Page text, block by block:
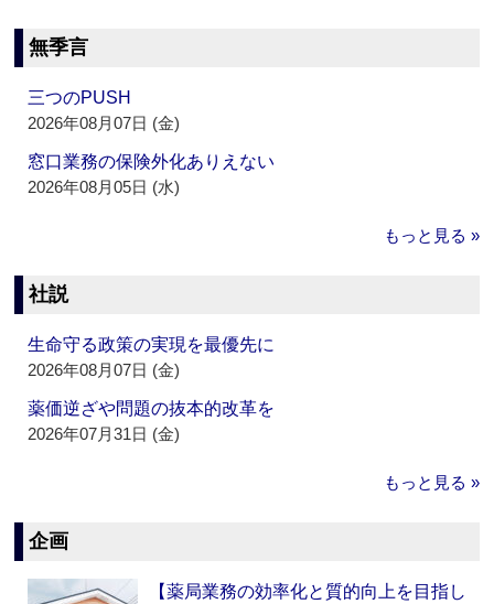
無季言
三つのPUSH
2026年08月07日 (金)
窓口業務の保険外化ありえない
2026年08月05日 (水)
もっと見る »
社説
生命守る政策の実現を最優先に
2026年08月07日 (金)
薬価逆ざや問題の抜本的改革を
2026年07月31日 (金)
もっと見る »
企画
【薬局業務の効率化と質的向上を目指し